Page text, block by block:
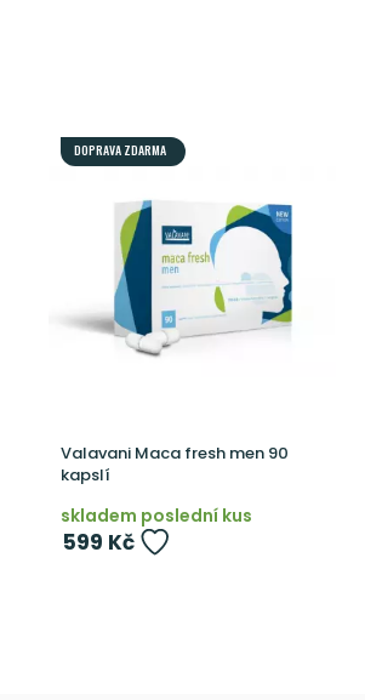
DOPRAVA ZDARMA
Valavani Maca fresh men 90
kapslí
skladem poslední kus
599 Kč